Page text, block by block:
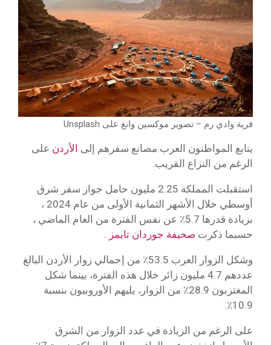
قرية وادي رم – تصوير موكسين وانغ على Unsplash
يتابع المواطنون العرب مصانع سفرهم إلى الأردن على
الرغم من النزاع القريب.
استقبلت المملكة 2.25 مليون حامل جواز سفر شرق
أوسطي خلال الأشهر الثمانية الأولى من عام 2024 ،
بزيادة قدرها 5.7٪ عن نفس الفترة من العام الماضي ،
حسبما ذكرت صحيفة جوردان تايمز .
وشكل الزوار العرب 53.5٪ من إجمالي زوار الأردن البالغ
عددهم 4.7 مليون زائر خلال هذه الفترة، بينما شكل
المغتربون 28.9٪ من الزوار، يليهم الأوروبيون بنسبة
10.9٪.
على الرغم من الزيادة في عدد الزوار من الشرق